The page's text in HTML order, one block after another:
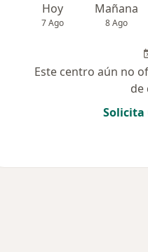
Hoy
7 Ago
Mañana
8 Ago
Este centro aún no
de
Solicita